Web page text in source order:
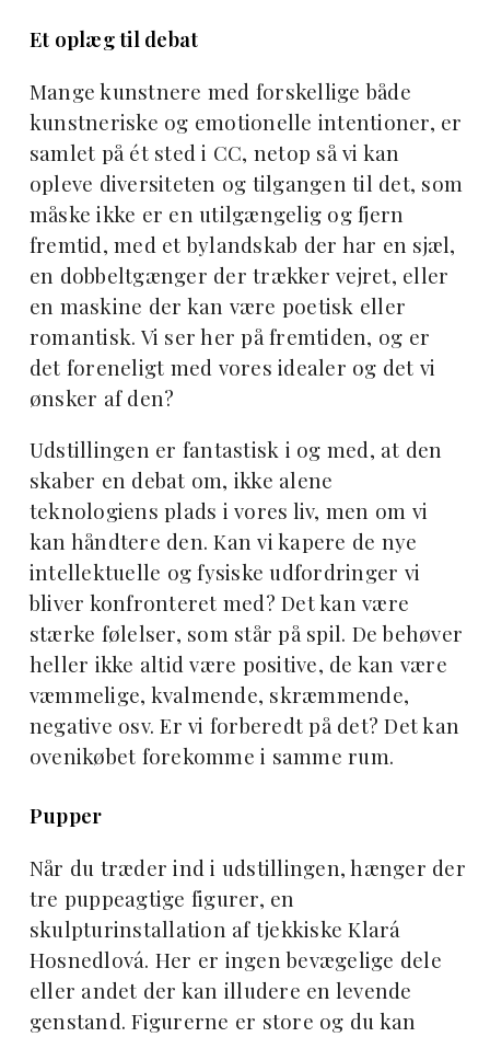
Et oplæg til debat
Mange kunstnere med forskellige både
kunstneriske og emotionelle intentioner, er
samlet på ét sted i CC, netop så vi kan
opleve diversiteten og tilgangen til det, som
måske ikke er en utilgængelig og fjern
fremtid, med et bylandskab der har en sjæl,
en dobbeltgænger der trækker vejret, eller
en maskine der kan være poetisk eller
romantisk. Vi ser her på fremtiden, og er
det foreneligt med vores idealer og det vi
ønsker af den?
Udstillingen er fantastisk i og med, at den
skaber en debat om, ikke alene
teknologiens plads i vores liv, men om vi
kan håndtere den. Kan vi kapere de nye
intellektuelle og fysiske udfordringer vi
bliver konfronteret med? Det kan være
stærke følelser, som står på spil. De behøver
heller ikke altid være positive, de kan være
væmmelige, kvalmende, skræmmende,
negative osv. Er vi forberedt på det? Det kan
ovenikøbet forekomme i samme rum.
Pupper
Når du træder ind i udstillingen, hænger der
tre puppeagtige figurer, en
skulpturinstallation af tjekkiske Klará
Hosnedlová. Her er ingen bevægelige dele
eller andet der kan illudere en levende
genstand. Figurerne er store og du kan